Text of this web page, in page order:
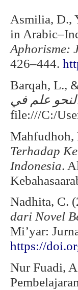
Asmilia, D.,
in
Aphorisme:
426–444.
علمفي
file:///C:/
Mahfudhoh,
Terhadap
Indonesia.
Nadhita, C.
dari Novel
Mi’yar:
https://
Nur Fuadi,